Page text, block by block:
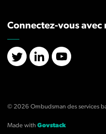
Connectez-vous avec
X/TwitterLinkedInYouTube
© 2026 Ombudsman des services
Made with Govstack